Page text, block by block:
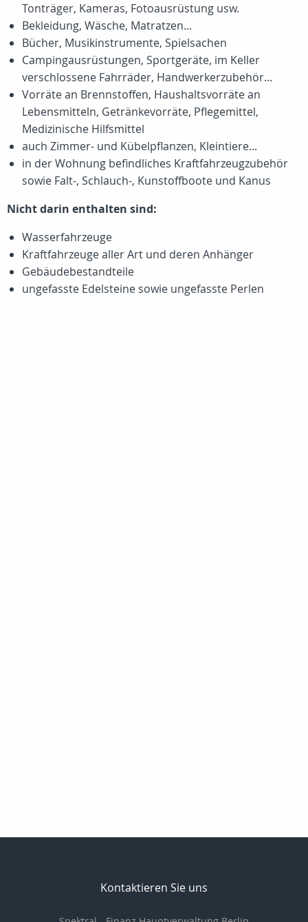
Tonträger, Kameras, Fotoausrüstung usw.
Bekleidung, Wäsche, Matratzen...
Bücher, Musikinstrumente, Spielsachen
Campingausrüstungen, Sportgeräte, im Keller
verschlossene Fahrräder, Handwerkerzubehör...
Vorräte an Brennstoffen, Haushaltsvorräte an
Lebensmitteln, Getränkevorräte, Pflegemittel,
Medizinische Hilfsmittel
auch Zimmer- und Kübelpflanzen, Kleintiere...
in der Wohnung befindliches Kraftfahrzeugzubehör
sowie Falt-, Schlauch-, Kunstoffboote und Kanus
Nicht darin enthalten sind:
Wasserfahrzeuge
Kraftfahrzeuge aller Art und deren Anhänger
Gebäudebestandteile
ungefasste Edelsteine sowie ungefasste Perlen
Kontaktieren Sie uns